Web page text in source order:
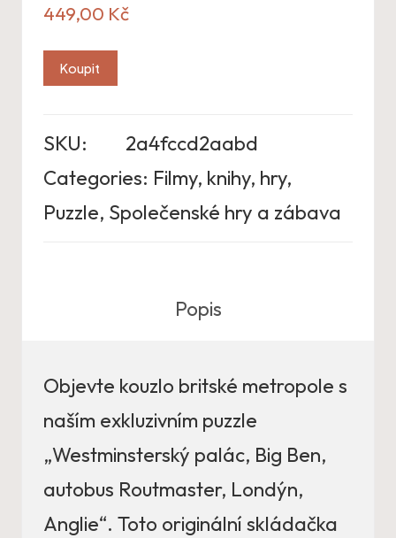
449,00 Kč
Koupit
SKU:
2a4fccd2aabd
Categories: Filmy, knihy, hry,
Puzzle, Společenské hry a zábava
Popis
Objevte kouzlo britské metropole s
naším exkluzivním puzzle
„Westminsterský palác, Big Ben,
autobus Routmaster, Londýn,
Anglie“. Toto originální skládačka